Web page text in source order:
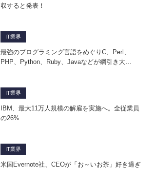
収すると発表！
IT業界
最強のプログラミング言語をめぐりC、Perl、
PHP、Python、Ruby、Javaなどが綱引き大…
IT業界
IBM、最大11万人規模の解雇を実施へ。全従業員
の26%
IT業界
米国Evernote社、CEOが「お～いお茶」好き過ぎ